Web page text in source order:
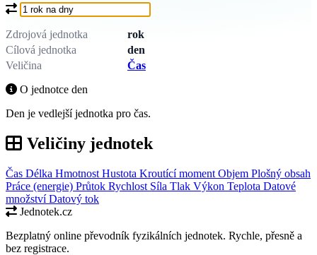
Co chcete převést?
Zdrojová jednotka
rok
Cílová jednotka
den
Veličina
Čas
O jednotce den
Den je vedlejší jednotka pro čas.
Veličiny jednotek
Čas Délka Hmotnost Hustota Kroutící moment Objem Plošný obsah
Práce (energie) Průtok Rychlost Síla Tlak Výkon Teplota Datové
množstvíDatový tok
Jednotek.cz
Bezplatný online převodník fyzikálních jednotek. Rychle, přesně a
bez registrace.